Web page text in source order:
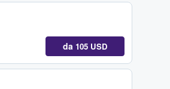
da 105 USD